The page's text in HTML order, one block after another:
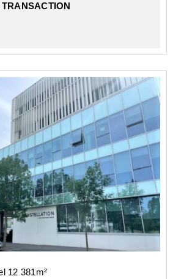
12 381m²